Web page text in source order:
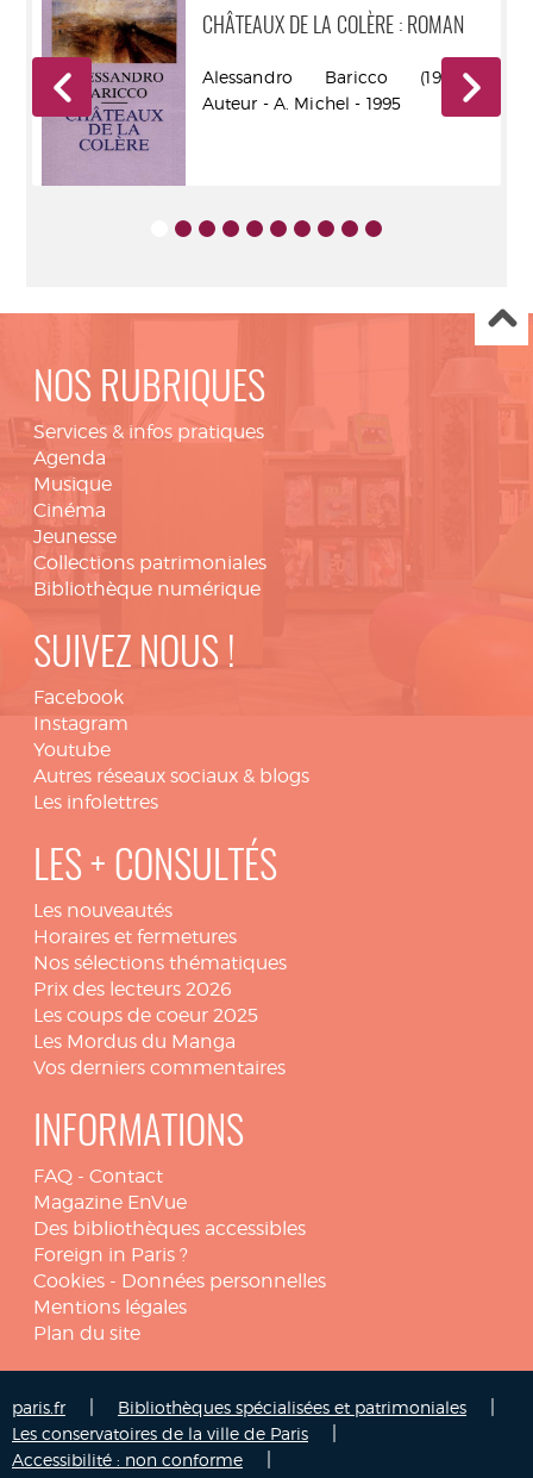
CHÂTEAUX DE LA COLÈRE : ROMAN
Alessandro Baricco (1958-....).
Auteur - A. Michel - 1995
NOS RUBRIQUES
Services & infos pratiques
Agenda
Musique
Cinéma
Jeunesse
Collections patrimoniales
Bibliothèque numérique
SUIVEZ NOUS !
Facebook
Instagram
Youtube
Autres réseaux sociaux & blogs
Les infolettres
LES + CONSULTÉS
Les nouveautés
Horaires et fermetures
Nos sélections thématiques
Prix des lecteurs 2026
Les coups de coeur 2025
Les Mordus du Manga
Vos derniers commentaires
INFORMATIONS
FAQ - Contact
Magazine EnVue
Des bibliothèques accessibles
Foreign in Paris ?
Cookies - Données personnelles
Mentions légales
Plan du site
paris.fr Bibliothèques spécialisées et patrimoniales
Les conservatoires de la ville de Paris
Accessibilité : non conforme